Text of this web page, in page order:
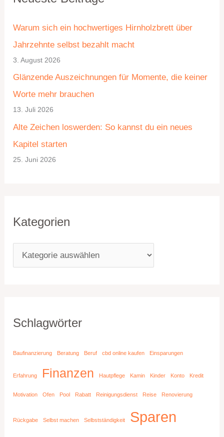
Warum sich ein hochwertiges Hirnholzbrett über
Jahrzehnte selbst bezahlt macht
3. August 2026
Glänzende Auszeichnungen für Momente, die keiner
Worte mehr brauchen
13. Juli 2026
Alte Zeichen loswerden: So kannst du ein neues
Kapitel starten
25. Juni 2026
Kategorien
e
g
o
r
i
n
Schlagwörter
Baufinanzierung Beratung Beruf cbd online kaufen Einsparungen
Erfahrung Finanzen Hautpflege Kamin Kinder Konto Kredit
Motivation Ofen Pool Rabatt Reinigungsdienst Reise Renovierung
Rückgabe Selbst machen Selbstständigkeit Sparen
h
i
v